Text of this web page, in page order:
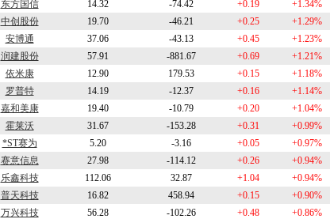
东方国信 14.32 -74.42 +0.19 +1.34%
中创股份 19.70 -46.21 +0.25 +1.29%
安博通 37.06 -43.13 +0.45 +1.23%
润建股份 57.91 -881.67 +0.69 +1.21%
依米康 12.90 179.53 +0.15 +1.18%
罗普特 14.19 -12.37 +0.16 +1.14%
嘉和美康 19.40 -10.79 +0.20 +1.04%
霍莱沃 31.67 -153.28 +0.31 +0.99%
*ST赛为 5.20 -3.16 +0.05 +0.97%
赛意信息 27.98 -114.12 +0.26 +0.94%
乐鑫科技 112.06 32.87 +1.04 +0.94%
普天科技 16.82 458.94 +0.15 +0.90%
万兴科技 56.28 -102.26 +0.48 +0.86%